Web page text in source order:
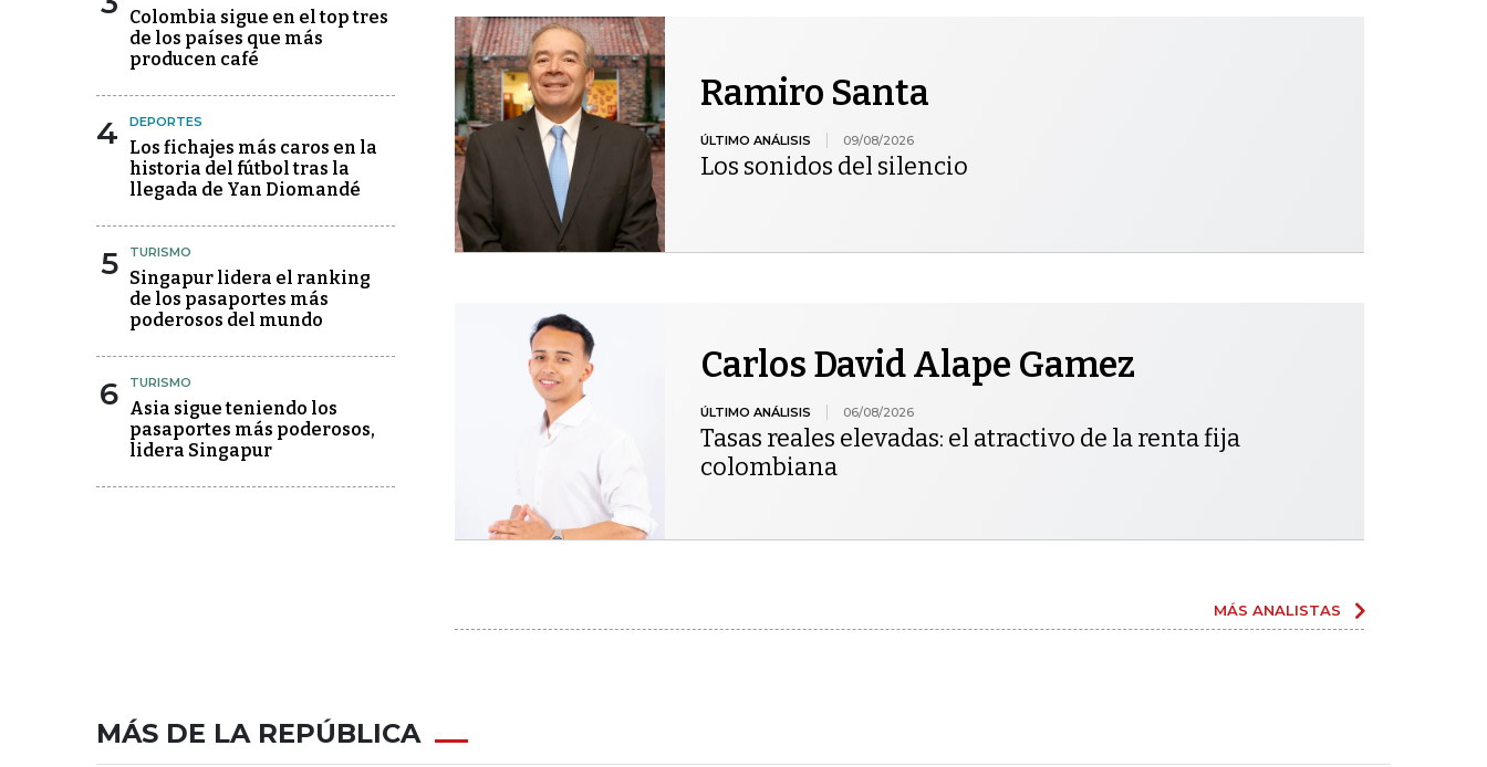
Colombia sigue en el top tres
de los países que más
producen café
4 DEPORTES
Los fichajes más caros en la
historia del fútbol tras la
llegada de Yan Diomandé
5 TURISMO
Singapur lidera el ranking
de los pasaportes más
poderosos del mundo
6 TURISMO
Asia sigue teniendo los
pasaportes más poderosos,
lidera Singapur
Ramiro Santa
ÚLTIMO ANÁLISIS 09/08/2026
Los sonidos del silencio
Carlos David Alape Gamez
ÚLTIMO ANÁLISIS 06/08/2026
Tasas reales elevadas: el atractivo de la renta fija
colombiana
MÁS ANALISTAS
MÁS DE LA REPÚBLICA